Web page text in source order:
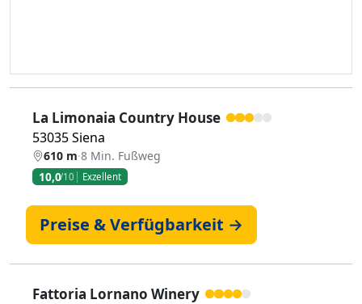
La Limonaia Country House
53035 Siena
610 m·8 Min. Fußweg
10,0/10 Exzellent
Preise & Verfügbarkeit →
Fattoria Lornano Winery